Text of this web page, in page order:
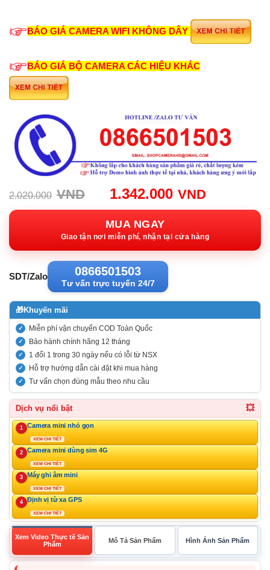
BÁO GIÁ CAMERA WIFI KHÔNG DÂY
BÁO GIÁ BỘ CAMERA CÁC HIỆU KHÁC
2.020.000 VND
Giá
gốc:
2.020.000VND.
1.342.000 VND
hiện
MUA NGAY
Giao tận nơi miễn phí, nhận tại cửa hàng
SDT/Zalo 0866501503
Tư vấn trực tuyến 24/7
🎁Khuyến mãi
Miễn phí vận chuyển COD Toàn Quốc
Bảo hành chính hãng 12 tháng
1 đổi 1 trong 30 ngày nếu có lỗi từ NSX
Hỗ trợ hướng dẫn cài đặt khi mua hàng
Tư vấn chọn đúng mẫu theo nhu cầu
Dịch vụ nổi bật 💥
1 Camera mini nhỏ gọn
XEM CHI TIẾT
2 Camera mini dùng sim 4G
XEM CHI TIẾT
3 Máy ghi âm mini
XEM CHI TIẾT
4 Định vị từ xa GPS
XEM CHI TIẾT
Xem Video Thực tế Sản
Phẩm
Mô Tả Sản Phẩm Hình Ảnh Sản Phẩm